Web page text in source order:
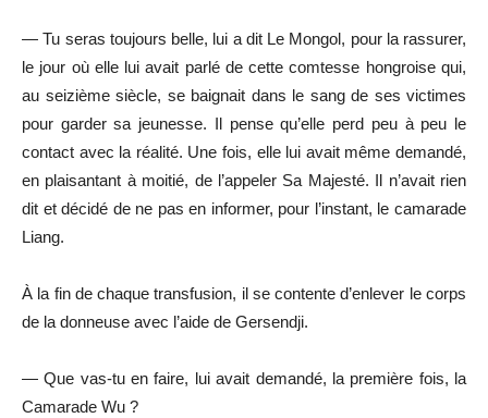
— Tu seras toujours belle, lui a dit Le Mongol, pour la rassurer,
le jour où elle lui avait parlé de cette comtesse hongroise qui,
au seizième siècle, se baignait dans le sang de ses victimes
pour garder sa jeunesse. Il pense qu’elle perd peu à peu le
contact avec la réalité. Une fois, elle lui avait même demandé,
en plaisantant à moitié, de l’appeler Sa Majesté. Il n’avait rien
dit et décidé de ne pas en informer, pour l’instant, le camarade
Liang.
À la fin de chaque transfusion, il se contente d’enlever le corps
de la donneuse avec l’aide de Gersendji.
— Que vas-tu en faire, lui avait demandé, la première fois, la
Camarade Wu ?